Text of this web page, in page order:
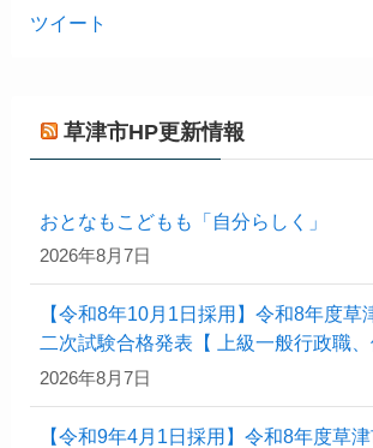
ツイート
草津市HP更新情報
おとなもこどもも「自分らしく」
2026年8月7日
【令和8年10月1日採用】令和8年度草
二次試験合格発表【 上級一般行政職、
2026年8月7日
【令和9年4月1日採用】令和8年度草